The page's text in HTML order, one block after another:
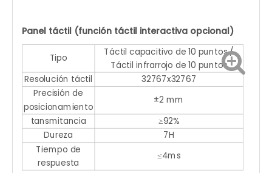
Panel táctil (función táctil interactiva opcional)
Tipo
Táctil capacitivo de 10 puntos /
Táctil infrarrojo de 10 puntos
Resolución táctil
32767x32767
Precisión de
posicionamiento
±2 mm
tansmitancia
≥92%
Dureza 7H
Tiempo de
respuesta
≤4ms